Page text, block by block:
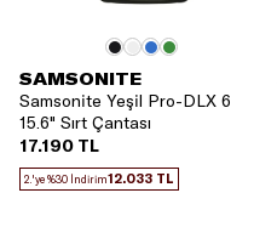
SAMSONITE
Samsonite Yeşil Pro-DLX 6
15.6" Sırt Çantası
17.190 TL
2.'ye %30 İndirim12.033 TL